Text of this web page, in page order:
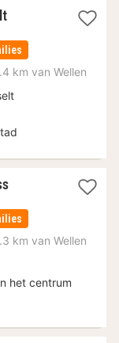
1
vanaf
137
€ km van Wellen
km van Wellen
het centrum